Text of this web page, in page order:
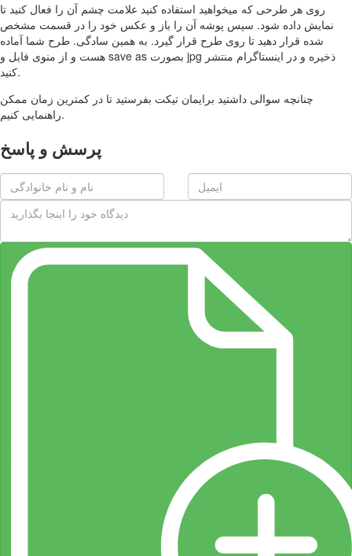
روی هر طرحی که میخواهید استفاده کنید علامت چشم آن را فعال کنید تا
نمایش داده شود. سپس پوشه آن را باز و عکس خود را در قسمت مشخص
شده قرار دهید تا روی طرح قرار گیرد. به همین سادگی. طرح شما آماده
هست و از منوی فایل و save as بصورت jpg ذخیره و در اینستاگرام منتشر
کنید.
چنانچه سوالی داشتید برایمان تیکت بفرستید تا در کمترین زمان ممکن
راهنمایی کنیم.
پرسش و پاسخ